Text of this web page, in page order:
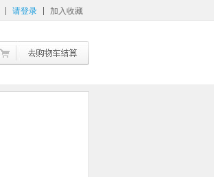
请登录 加入收藏